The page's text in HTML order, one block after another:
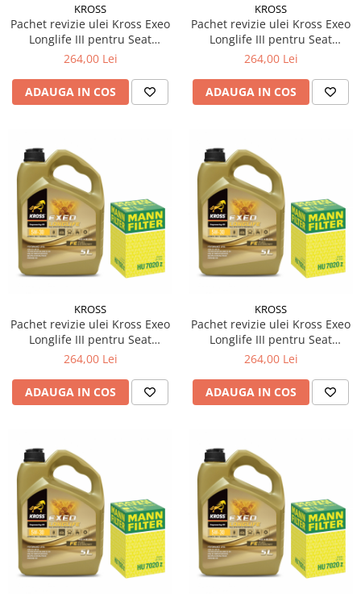
KROSS
Pachet revizie ulei Kross Exeo
Longlife III pentru Seat
Alhambra (710, 711) 1.6 TDI
264,00 Lei
ADAUGA IN COS
KROSS
Pachet revizie ulei Kross Exeo
Longlife III pentru Seat
Alhambra Van (711) 1.6 TDI
264,00 Lei
ADAUGA IN COS
KROSS
Pachet revizie ulei Kross Exeo
Longlife III pentru Seat
Alhambra Van (711) 1.6 TDI
264,00 Lei
ADAUGA IN COS
KROSS
Pachet revizie ulei Kross Exeo
Longlife III pentru Seat
Alhambra Van (711) 1.6 TDI
264,00 Lei
ADAUGA IN COS